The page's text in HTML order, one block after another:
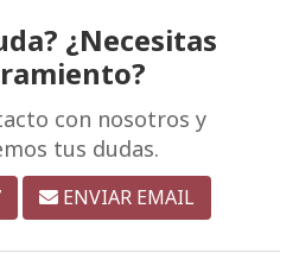
¿Necesitas
con nosotros y
tus dudas.
ENVIAR EMAIL